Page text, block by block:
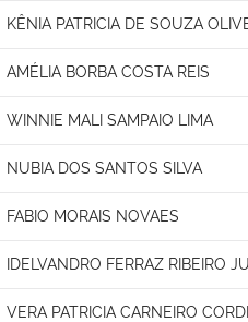
KÊNIA PATRICIA DE SOUZA
AMÉLIA BORBA COSTA REIS
WINNIE MALI SAMPAIO LIMA
NUBIA DOS SANTOS SILVA
FABIO MORAIS NOVAES
IDELVANDRO FERRAZ RIBEIRO
VERA PATRICIA CARNEIRO